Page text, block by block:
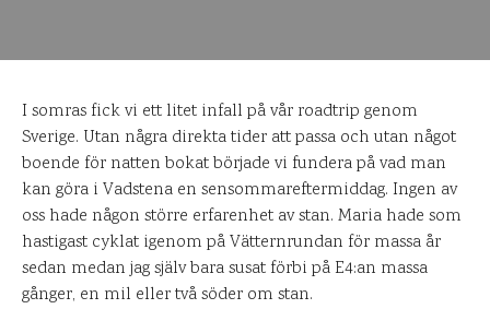
I somras fick vi ett litet infall på vår roadtrip genom
Sverige. Utan några direkta tider att passa och utan något
boende för natten bokat började vi fundera på vad man
kan göra i Vadstena en sensommareftermiddag. Ingen av
oss hade någon större erfarenhet av stan. Maria hade som
hastigast cyklat igenom på Vätternrundan för massa år
sedan medan jag själv bara susat förbi på E4:an massa
gånger, en mil eller två söder om stan.